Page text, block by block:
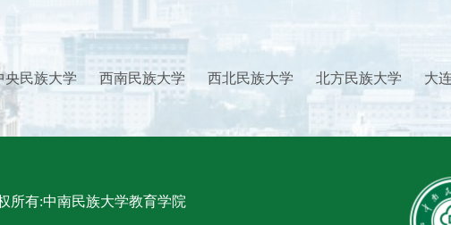
央民族大学 西南民族大学 西北民族大学 北方民族大学 大
所有:中南民族大学教育学院